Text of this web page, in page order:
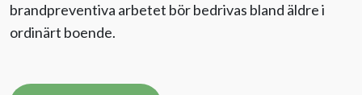
brandpreventiva arbetet bör bedrivas bland äldre i
ordinärt boende.